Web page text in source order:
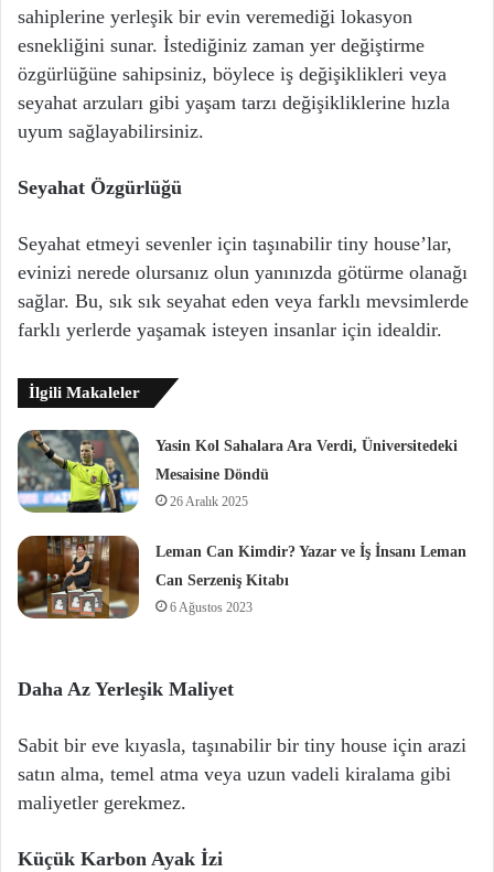
sahiplerine yerleşik bir evin veremediği lokasyon
esnekliğini sunar. İstediğiniz zaman yer değiştirme
özgürlüğüne sahipsiniz, böylece iş değişiklikleri veya
seyahat arzuları gibi yaşam tarzı değişikliklerine hızla
uyum sağlayabilirsiniz.
Seyahat Özgürlüğü
Seyahat etmeyi sevenler için taşınabilir tiny house’lar,
evinizi nerede olursanız olun yanınızda götürme olanağı
sağlar. Bu, sık sık seyahat eden veya farklı mevsimlerde
farklı yerlerde yaşamak isteyen insanlar için idealdir.
İlgili Makaleler
Yasin Kol Sahalara Ara Verdi, Üniversitedeki
Mesaisine Döndü
26 Aralık 2025
Leman Can Kimdir? Yazar ve İş İnsanı Leman
Can Serzeniş Kitabı
6 Ağustos 2023
Daha Az Yerleşik Maliyet
Sabit bir eve kıyasla, taşınabilir bir tiny house için arazi
satın alma, temel atma veya uzun vadeli kiralama gibi
maliyetler gerekmez.
Küçük Karbon Ayak İzi